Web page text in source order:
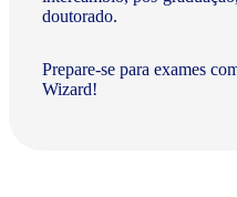
doutorado.
Prepare-se para exames
Wizard!